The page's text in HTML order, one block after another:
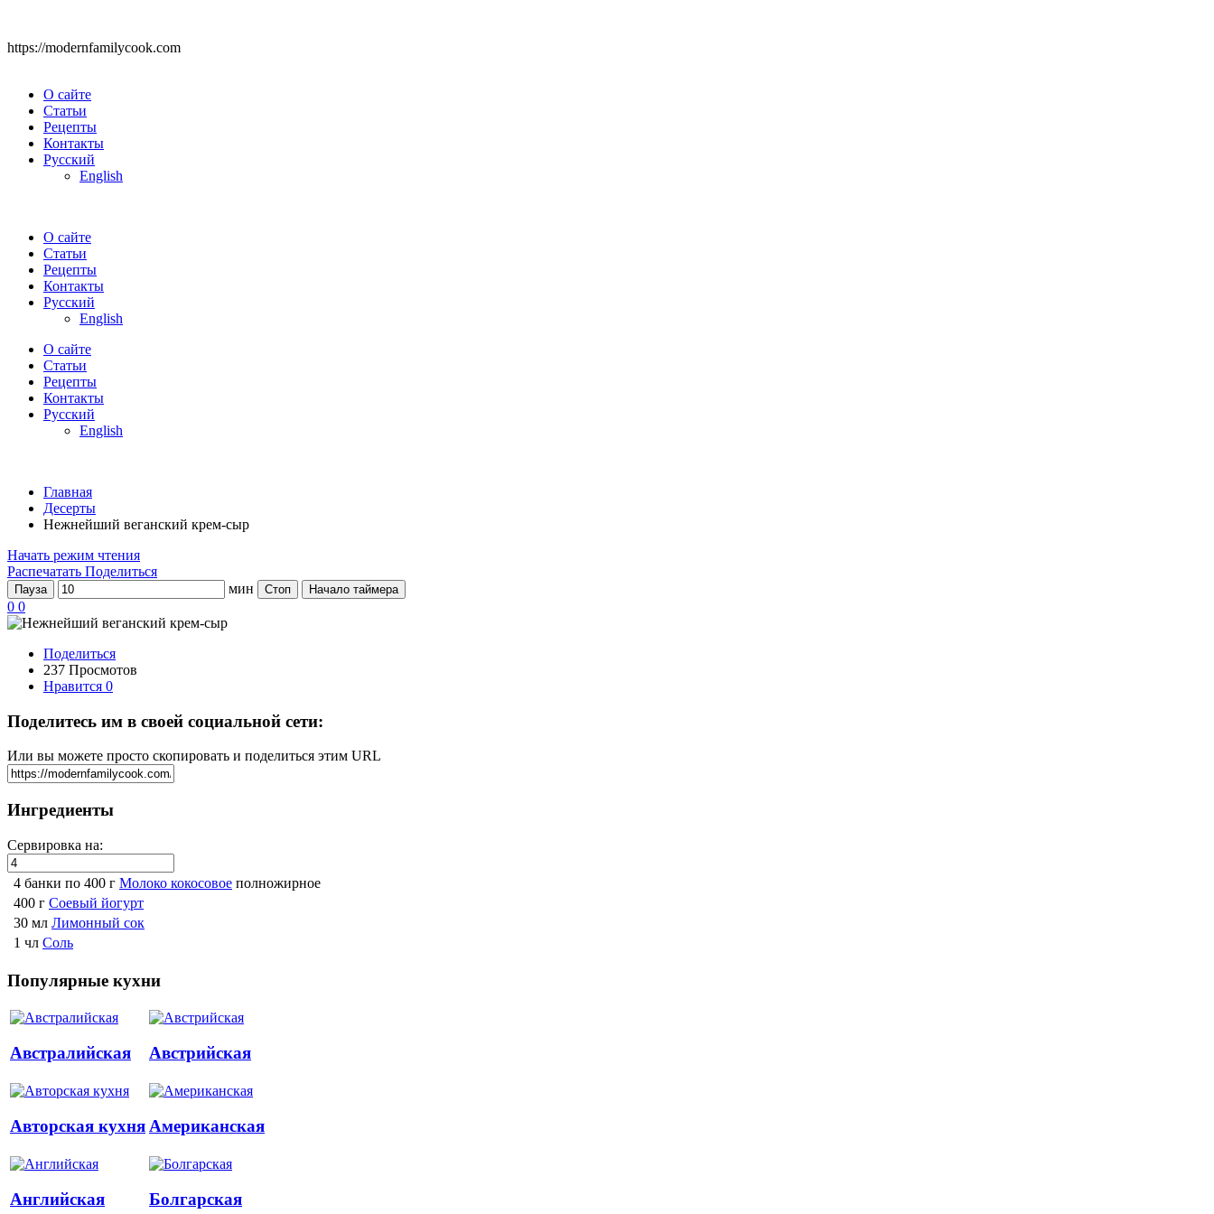
https://modernfamilycook.com
О сайте
Статьи
Рецепты
Контакты
Русский
English
О сайте
Статьи
Рецепты
Контакты
Русский
English
О сайте
Статьи
Рецепты
Контакты
Русский
English
Главная
Десерты
Нежнейший веганский крем-сыр
Начать режим чтения
Распечатать Поделиться
Пауза мин Стоп Начало таймера
0 0
Поделиться
237 Просмотов
Нравится 0
Поделитесь им в своей социальной сети:
Или вы можете просто скопировать и поделиться этим URL
Ингредиенты
Сервировка на:
4 банки по 400 г Молоко кокосовое полножирное
400 г Соевый йогурт
30 мл Лимонный сок
1 чл Соль
Популярные кухни
Австралийская Австрийская
Авторская кухня Американская
Английская Болгарская